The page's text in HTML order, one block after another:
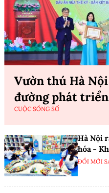
Vườn thú Hà
đường phát
CUỘC SỐNG SỐ
Hà Nội
hóa -
ĐỔI MỚI